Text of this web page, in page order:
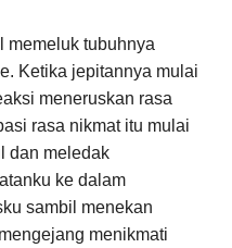
memeluk tubuhnya
Ketika jepitannya mulai
meneruskan rasa
rasa nikmat itu mulai
dan meledak
ke dalam
sambil menekan
menikmati